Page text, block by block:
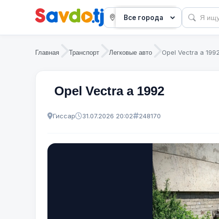
Главная Транспорт Легковые авто Opel Vectra a
Opel Vectra a 1992
Гиссар 31.07.2026 20:02 248170